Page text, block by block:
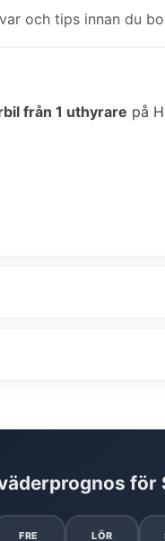
och tips innan du
från 1 uthyrare på
för
FRE LÖR